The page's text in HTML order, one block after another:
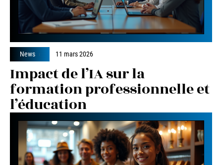
News 11 mars 2026
Impact de l’IA sur la
formation professionnelle et
l’éducation